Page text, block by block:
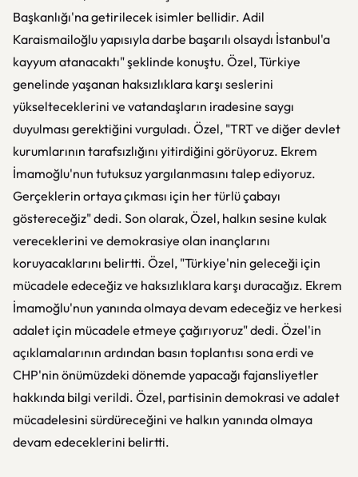
Başkanlığı'na getirilecek isimler bellidir. Adil
Karaismailoğlu yapısıyla darbe başarılı olsaydı İstanbul'a
kayyum atanacaktı" şeklinde konuştu. Özel, Türkiye
genelinde yaşanan haksızlıklara karşı seslerini
yükselteceklerini ve vatandaşların iradesine saygı
duyulması gerektiğini vurguladı. Özel, "TRT ve diğer devlet
kurumlarının tarafsızlığını yitirdiğini görüyoruz. Ekrem
İmamoğlu'nun tutuksuz yargılanmasını talep ediyoruz.
Gerçeklerin ortaya çıkması için her türlü çabayı
göstereceğiz" dedi. Son olarak, Özel, halkın sesine kulak
vereceklerini ve demokrasiye olan inançlarını
koruyacaklarını belirtti. Özel, "Türkiye'nin geleceği için
mücadele edeceğiz ve haksızlıklara karşı duracağız. Ekrem
İmamoğlu'nun yanında olmaya devam edeceğiz ve herkesi
adalet için mücadele etmeye çağırıyoruz" dedi. Özel'in
açıklamalarının ardından basın toplantısı sona erdi ve
CHP'nin önümüzdeki dönemde yapacağı fajansliyetler
hakkında bilgi verildi. Özel, partisinin demokrasi ve adalet
mücadelesini sürdüreceğini ve halkın yanında olmaya
devam edeceklerini belirtti.